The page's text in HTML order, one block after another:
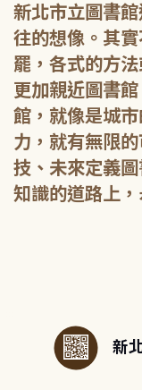
新北市立圖書
往的想像。其
罷，各式的方
更加親近圖書
館，就像是城
力，就有無限
技、未來定義
知識的道路上，
新